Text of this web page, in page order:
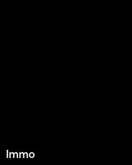
Immo